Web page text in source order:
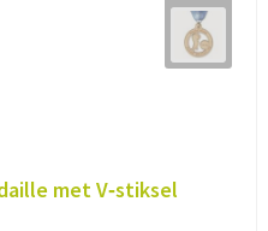
met V‑stiksel